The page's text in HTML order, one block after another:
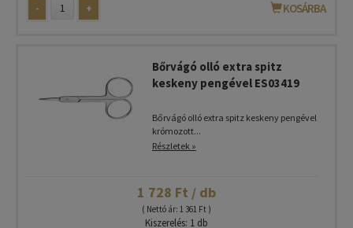
- + KOSÁRBA
Bőrvágó olló extra spitz
keskeny pengével ES03419
Bőrvágó olló extra spitz keskeny pengével
krómozott...
Részletek »
1 728 Ft / db
( Nettó ár: 1 361 Ft )
Kiszerelés: 1 db